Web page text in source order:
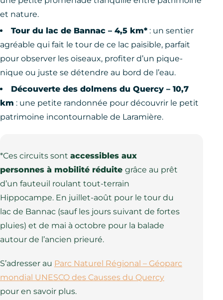
et nature.
Tour du lac de Bannac – 4,5 km* : un sentier
agréable qui fait le tour de ce lac paisible, parfait
pour observer les oiseaux, profiter d’un pique-
nique ou juste se détendre au bord de l’eau.
Découverte des dolmens du Quercy – 10,7
km : une petite randonnée pour découvrir le petit
patrimoine incontournable de Laramière.
*Ces circuits sont accessibles aux
personnes à mobilité réduite grâce au prêt
d’un fauteuil roulant tout-terrain
Hippocampe. En juillet-août pour le tour du
lac de Bannac (sauf les jours suivant de fortes
pluies) et de mai à octobre pour la balade
autour de l’ancien prieuré.
S’adresser au Parc Naturel Régional – Géoparc
mondial UNESCO des Causses du Quercy
pour en savoir plus.